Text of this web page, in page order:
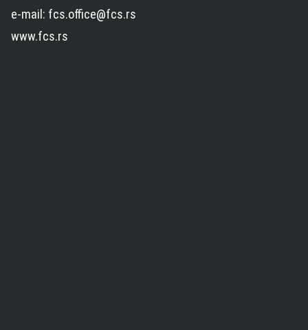
e-mail: fcs.office@fcs.rs
www.fcs.rs